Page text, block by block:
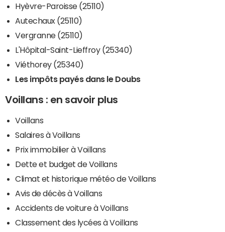
Hyèvre-Paroisse (25110)
Autechaux (25110)
Vergranne (25110)
L'Hôpital-Saint-Lieffroy (25340)
Viéthorey (25340)
Les impôts payés dans le Doubs
Voillans : en savoir plus
Voillans
Salaires à Voillans
Prix immobilier à Voillans
Dette et budget de Voillans
Climat et historique météo de Voillans
Avis de décès à Voillans
Accidents de voiture à Voillans
Classement des lycées à Voillans